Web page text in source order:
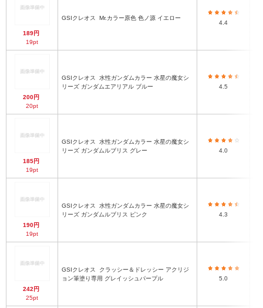
189円
19pt
GSIクレオス Mr.カラー原色 色ノ源 イエロー
4.4
200円
20pt
GSIクレオス
リーズ ガンダムエアリアル ブルー
4.5
185円
19pt
GSIクレオス
リーズ ガンダムルブリス グレー
4.0
190円
19pt
GSIクレオス
リーズ ガンダムルブリス ピンク
4.3
242円
25pt
GSIクレオス
ョン筆塗り専用 グレイッシュパープル
5.0